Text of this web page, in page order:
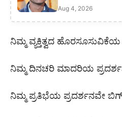
Aug 4, 2026
ನಿಮ್ಮ ವ್ಯಕ್ತಿತ್ವದ
ನಿಮ್ಮ ದಿನಚರಿ ಮಾದರಿಯ
ನಿಮ್ಮ ಪ್ರತಿಭೆಯ ಪ್ರದರ್ಶನವೇ